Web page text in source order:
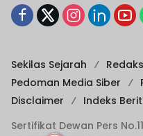
Sekilas Sejarah
Pedoman Media Siber
Disclaimer
Indeks
Sertifikat Dewan Pers